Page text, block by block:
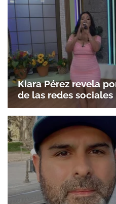
Kiara Pérez revela
de las redes sociales